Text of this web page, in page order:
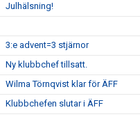
Julhälsning!
3:e advent=3 stjärnor
Ny klubbchef tillsatt.
Wilma Törnqvist klar för ÄFF
Klubbchefen slutar i ÄFF